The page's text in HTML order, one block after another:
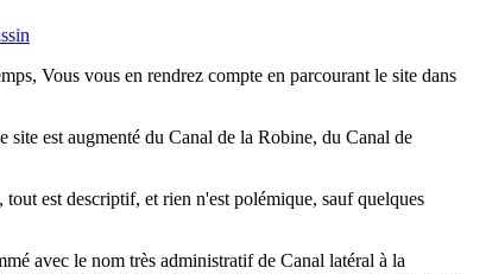
Vous vous en rendrez compte en parcourant le site dans
site est augmenté du Canal de la Robine, du Canal de
est descriptif, et rien n'est polémique, sauf quelques
avec le nom très administratif de Canal latéral à la